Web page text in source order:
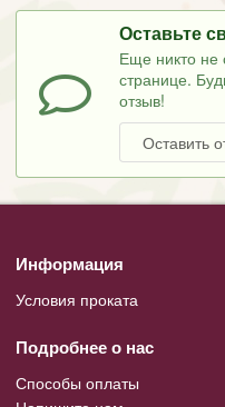
Оставьте
Еще никто не
странице.
отзыв!
Оставить
Информация
Условия проката
Подробнее о нас
Способы оплаты